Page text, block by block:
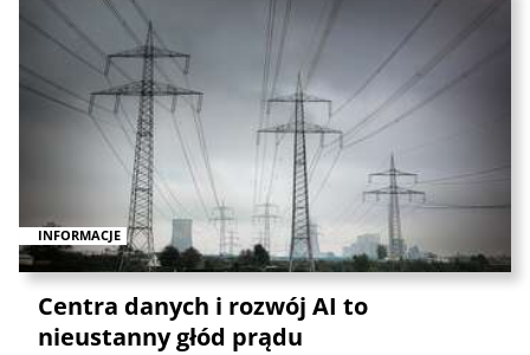
INFORMACJE
Centra danych i rozwój AI to
nieustanny głód prądu